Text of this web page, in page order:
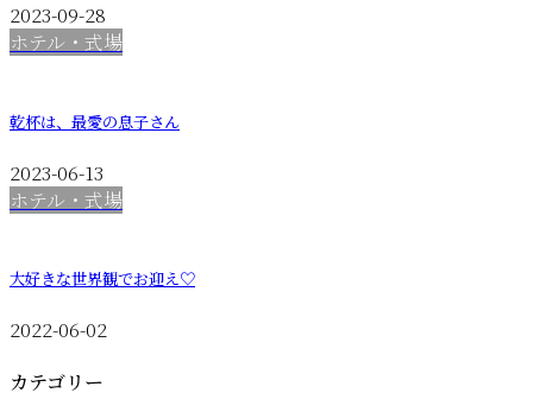
2023-09-28
ホテル・式場
乾杯は、最愛の息子さん
2023-06-13
ホテル・式場
大好きな世界観でお迎え♡
2022-06-02
カテゴリー